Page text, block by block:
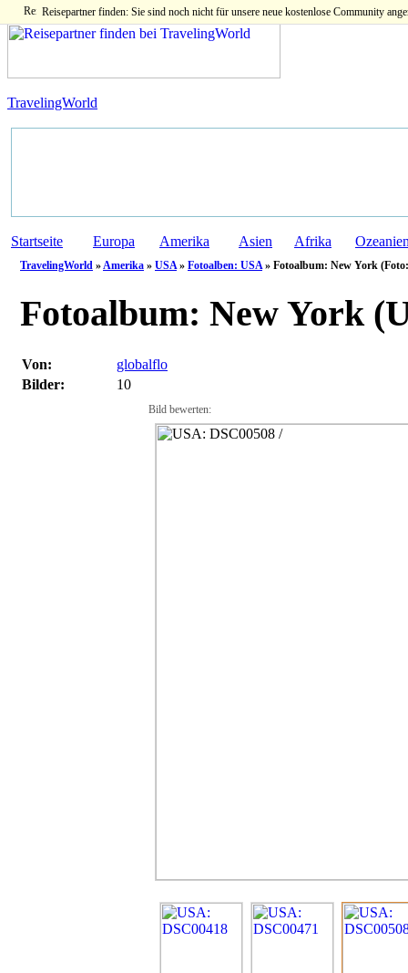
Reisepartner finden: Sie sind noch nicht für unsere neue kostenlose Community
TravelingWorld
Startseite Europa Amerika Asien Afrika
TravelingWorld »Amerika » USA» Fotoalben: USA» Fotoalbum: New York
Fotoalbum: New York
Von:
globalflo
Bilder:
10
Bild bewerten: